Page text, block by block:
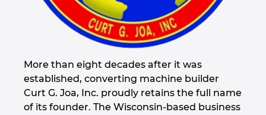
More than eight decades after it was
established, converting machine builder
Curt G. Joa, Inc. proudly retains the full name
of its founder. The Wisconsin-based business